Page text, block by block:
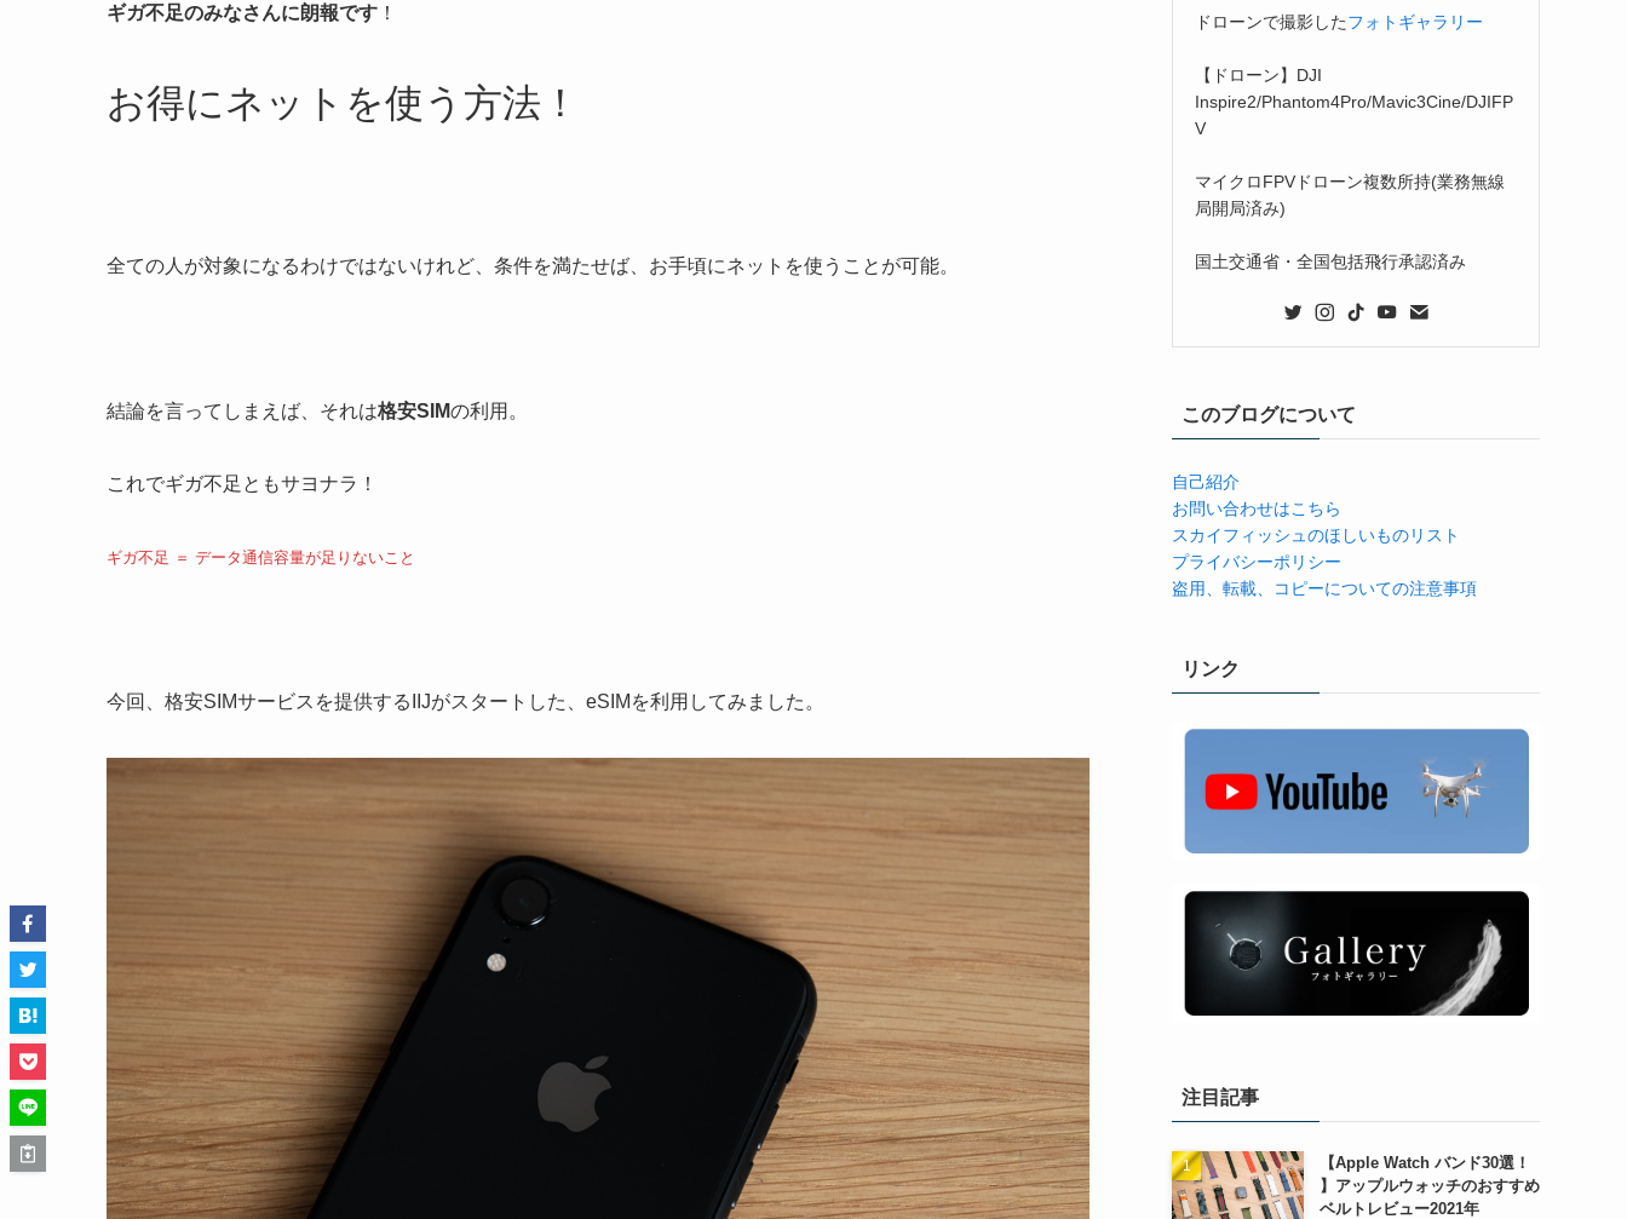
ギガ不足のみなさんに朗報です ！
お得にネットを使う方法！
全ての人が対象になるわけではないけれど、条件を満たせば、お手頃にネットを使うことが可能。
結論を言ってしまえば、それは格安SIMの利用。
これでギガ不足ともサヨナラ！
ギガ不足 ＝ データ通信容量が足りないこと
今回、格安SIMサービスを提供するIIJがスタートした、eSIMを利用してみました。
ドローンで撮影したフォトギャラリー
【ドローン】DJI
Inspire2/Phantom4Pro/Mavic3Cine/DJIFP
V
マイクロFPVドローン複数所持(業務無線
局開局済み)
国土交通省・全国包括飛行承認済み
このブログについて
自己紹介
お問い合わせはこちら
スカイフィッシュのほしいものリスト
プライバシーポリシー
盗用、転載、コピーについての注意事項
リンク
注目記事
【Apple Watch バンド30選！
】アップルウォッチのおすすめ
ベルトレビュー2021年